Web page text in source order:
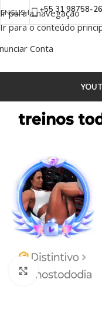
Ir para a navegação
Ir para o conteúdo
ENGLISH +55 31 98758-
Conta
Clique para